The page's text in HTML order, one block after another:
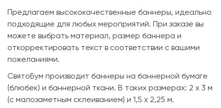
Предлагаем высококачественные баннеры, идеально
подходящие для любых мероприятий. При заказе вы
можете выбрать материал, размер баннера и
откорректировать текст в соответствии с вашими
пожеланиями.
СвятоБум производит баннеры на баннерной бумаге
(блюбек) и баннерной ткани. В таких размерах: 2 х 3 м
(с малозаметным склеиванием) и 1,5 х 2,25 м.